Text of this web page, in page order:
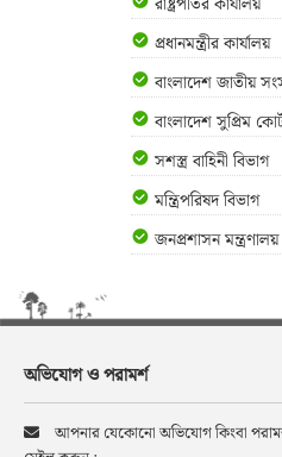
প্রধানমন্ত্রীর কার্যালয়
বাংলাদেশ জাতীয়
বাংলাদেশ সুপ্রিম
সশস্ত্র বাহিনী বিভাগ
মন্ত্রিপরিষদ বিভাগ
জনপ্রশাসন মন্ত্রণালয়
অভিযোগ ও পরামর্শ
আপনার যেকোনো অভিযোগ কিংবা